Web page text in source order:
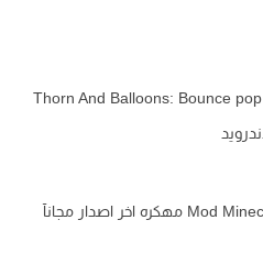
تحميل لعبة شوكة و بالونات Thorn And Balloons: Bounce pop
تحميل لعبة ماين كرافت Minecraft‏ Mod مهكره اخر اصدار مجانآ